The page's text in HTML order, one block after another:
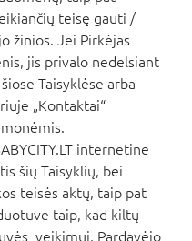
teisę gauti /
žinios. Jei Pirkėjas
jis privalo nedelsiant
Taisyklėse arba
„Kontaktai“
internetine
šių Taisyklių, bei
teisės aktų, taip pat
taip, kad kiltų
veikimui, Pardavėjo